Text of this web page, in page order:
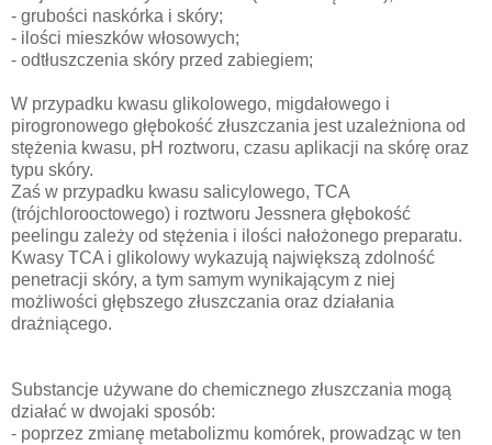
- grubości naskórka i skóry;
- ilości mieszków włosowych;
- odtłuszczenia skóry przed zabiegiem;
W przypadku kwasu glikolowego, migdałowego i
pirogronowego głębokość złuszczania jest uzależniona od
stężenia kwasu, pH roztworu, czasu aplikacji na skórę oraz
typu skóry.
Zaś w przypadku kwasu salicylowego, TCA
(trójchlorooctowego) i roztworu Jessnera głębokość
peelingu zależy od stężenia i ilości nałożonego preparatu.
Kwasy TCA i glikolowy wykazują największą zdolność
penetracji skóry, a tym samym wynikającym z niej
możliwości głębszego złuszczania oraz działania
drażniącego.
Substancje używane do chemicznego złuszczania mogą
działać w dwojaki sposób:
- poprzez zmianę metabolizmu komórek, prowadząc w ten